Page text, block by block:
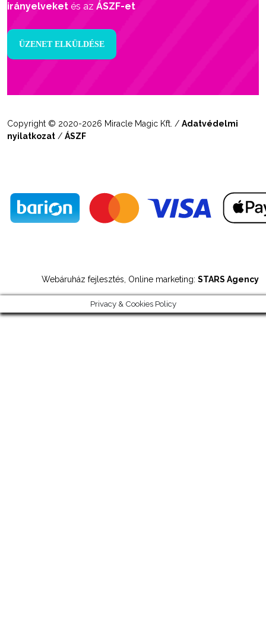
irányelveket és az ÁSZF-et
Copyright © 2020-2026 Miracle Magic Kft. / Adatvédelmi
nyilatkozat / ÁSZF
Webáruház fejlesztés, Online marketing: STARS Agency
Privacy & Cookies Policy